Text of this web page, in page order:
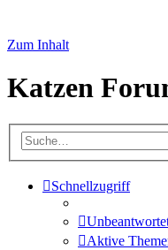
Zum Inhalt
Katzen
Schnellzugriff
Aktive